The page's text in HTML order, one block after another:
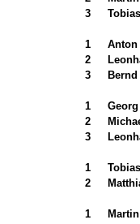
3
1
Anton
2
3
1
2
3
1
2
1